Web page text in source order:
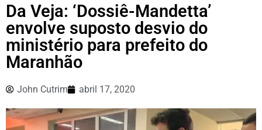
Da Veja: ‘Dossiê-Mandetta’
envolve suposto desvio do
ministério para prefeito do
Maranhão
John Cutrim abril 17, 2020